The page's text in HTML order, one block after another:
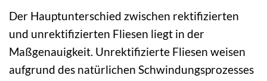
Der Hauptunterschied zwischen rektifizierten
und unrektifizierten Fliesen liegt in der
Maßgenauigkeit. Unrektifizierte Fliesen weisen
aufgrund des natürlichen Schwindungsprozesses